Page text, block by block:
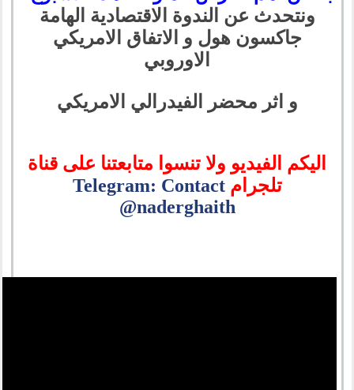
ونتحدث عن الندوة الاقتصادية الهامة
جاكسون هول و الاتفاق الامريكي
الاوروبي
و اثر محضر الفيدرالي الامريكي
اليكم الفيديو ولا تنسوا متابعتنا على قناة
تلجرامTelegram: Contact
@naderghaith